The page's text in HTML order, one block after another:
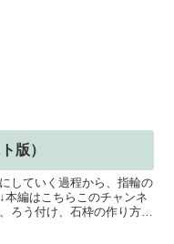
版）
していく過程から、指輪の
編はこちらこのチャンネ
ろう付け、石枠の作り方な